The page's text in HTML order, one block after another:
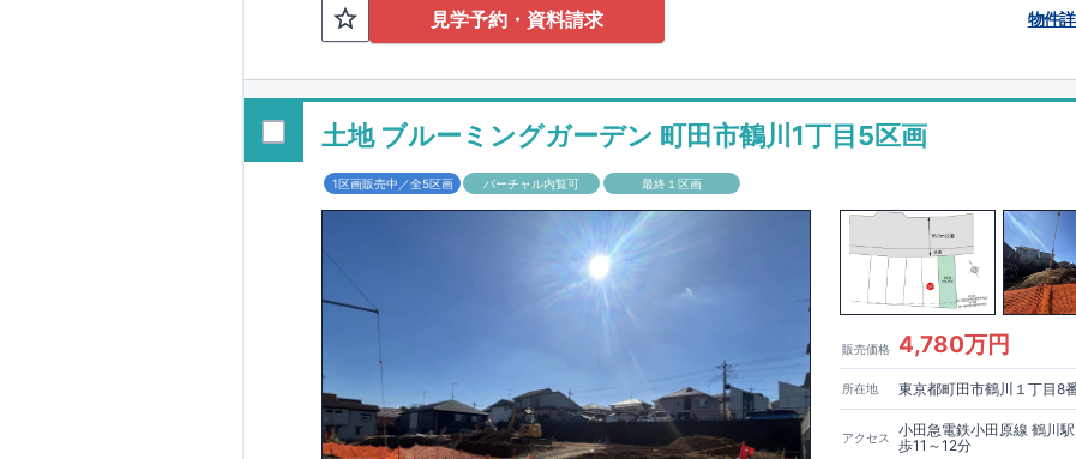
TEL:098-860-2201（火・水曜日定休日、年末年始休み）
配ボックス・玄関電子キー・浴室換気乾燥機・防犯ガラス
■１階廻りの構造材は防腐・防蟻性を確保するため、構造用集成材にヒノキを使用しておりま
す！
■長期優良住宅もっと詳しく 「いい家を作って、きちんと手入れをして、長く大切に使う」
という考え方の下、 国が定めた7つの厳しい技術基準をクリアした物件だけが認定を受けられ
長期優良住宅として認定を受けるためには、国が定めた下記
つの技術基準をクリアする必要
があります。東栄住宅は全棟でクリア！①耐震性②劣化対策③維持管理性④住戸面積⑤省エネ
ルギー性⑥居住環境⑦維持保全管理
そのほかの魅力として、住宅ローン金利優遇、固定資産税の減税、中古市場での売却時にも有
「設計」と「建設」のダブルで
性能を評価されています！図面を第三者機関へ提出します。外部評価委員が建設中に 3回、竣
回の現場検査が行われます。構造の安定、劣化の軽減、維持管理への配慮、温熱環
境・エネルギー消費量（断熱等性能）の必須4分野、空気環境で、最高等級取得！ ■耐震等級
3
もっと詳しく 東栄住宅の建物は、国が定めた耐震最高等級
を取得。建築基準法に定め
られた、｢数百年に一度発生する地震に対して、倒壊、崩壊しない｣という基準から、さらに
当社こだわりの空間アイディアを ショート動画で
ご紹介しています。ここをクリック
見学予約・資料請求 物件
土地 ブルーミングガーデン 町田市鶴川1丁目5区画
1区画販売中／全5区画 バーチャル内覧可 最終１区画
販売価格 4,780万円
所在地 東京都町田市鶴川１丁目8
アクセス
小田急電鉄小田原線 鶴川
歩11～12分